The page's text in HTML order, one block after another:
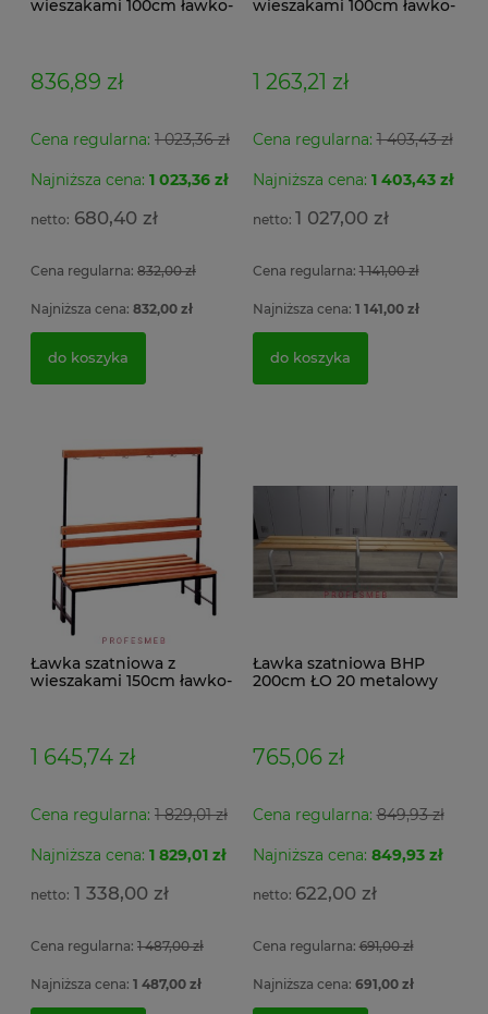
wieszakami 100cm ławko-
836,89 zł
Cena regularna: 1 023,36 zł
Najniższa cena: 1 023,36 zł
680,40 zł
Cena regularna: 832,00 zł
Najniższa cena: 832,00 zł
do koszyka
wieszakami 100cm ławko-
1 263,21 zł
Cena regularna:1 403,43 zł
Najniższa cena: 1 403,43 zł
1 027,00 zł
Cena regularna:1 141,00 zł
Najniższa cena: 1 141,00 zł
do koszyka
Ławka szatniowa z
wieszakami 150cm ławko-
1 645,74 zł
Cena regularna: 1 829,01 zł
Najniższa cena: 1 829,01 zł
1 338,00 zł
Cena regularna: 1 487,00 zł
Najniższa cena: 1 487,00 zł
Ławka szatniowa BHP
200cm ŁO 20 metalowy
765,06 zł
Cena regularna:849,93 zł
Najniższa cena: 849,93 zł
622,00 zł
Cena regularna:691,00 zł
Najniższa cena: 691,00 zł
Szafa metalowa MSWV 110/5-35 Malow do
5 gniazdek 104x100x50cm
4 056,54 zł
3 298,00 zł